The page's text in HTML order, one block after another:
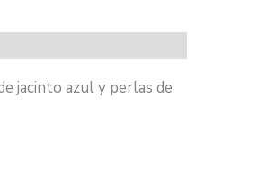
jacinto azul y perlas de